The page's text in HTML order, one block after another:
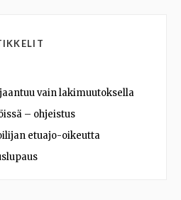
vain lakimuutoksella
– ohjeistus
etuajo-oikeutta